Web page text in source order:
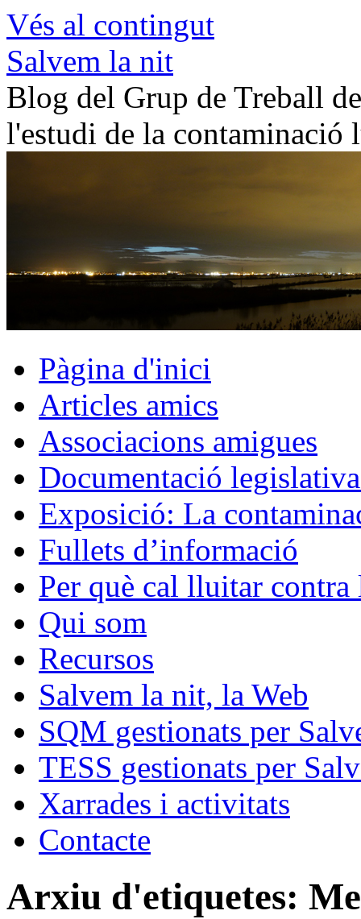
Vés al contingut
Salvem la nit
Blog del Grup de Treball
l'estudi de la contaminació
Pàgina d'inici
Articles amics
Associacions amigues
Documentació
Exposició: La
Fullets d’informació
Per què cal lluitar
Qui som
Recursos
Salvem la nit, la Web
SQM gestionats per
TESS gestionats per
Xarrades i activitats
Contacte
Arxiu d'etiquetes: